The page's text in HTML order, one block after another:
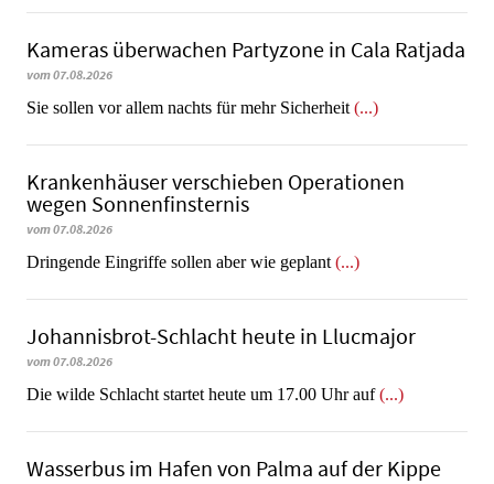
Kameras überwachen Partyzone in Cala Ratjada
vom 07.08.2026
Sie sollen vor allem nachts für mehr Sicherheit (...)
Krankenhäuser verschieben Operationen
wegen Sonnenfinsternis
vom 07.08.2026
Dringende Eingriffe sollen aber wie geplant (...)
Johannisbrot-Schlacht heute in Llucmajor
vom 07.08.2026
Die wilde Schlacht startet heute um 17.00 Uhr auf(...)
Wasserbus im Hafen von Palma auf der Kippe